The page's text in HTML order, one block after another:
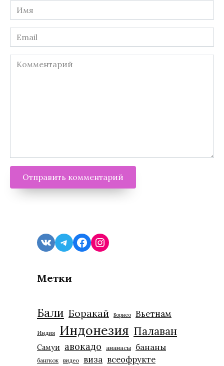
Имя
*
Email
*
Комментарий
VKTelegram
Facebook
Instagram
Метки
Бали Боракай Борнео Вьетнам
Индия Индонезия Палаван
Самуи авокадо ананасы бананы
бангкок видео виза всеофрукте